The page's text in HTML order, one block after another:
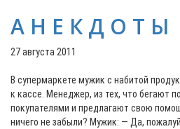
А Н Е К Д О Т Ы
27 августа 2011
В супермаркете мужик с набитой
к кассе. Менеджер, из тех, что бегают
покупателями и предлагают свою
ничего не забыли? Мужик: — Да,